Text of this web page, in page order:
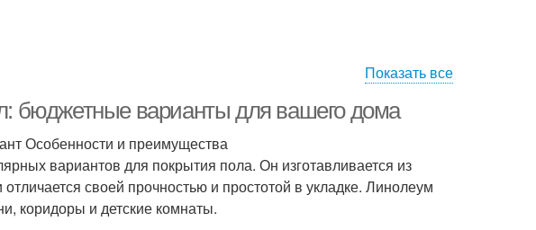
Показать все
бюджетные варианты для вашего дома
Особенности и преимущества
вариантов для покрытия пола. Он изготавливается из
своей прочностью и простотой в укладке. Линолеум
коридоры и детские комнаты.